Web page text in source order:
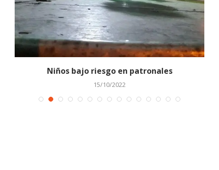
Niños bajo riesgo en patronales
15/10/2022